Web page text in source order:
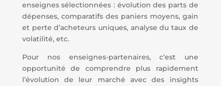
enseignes sélectionnées : évolution des parts de
dépenses, comparatifs des paniers moyens, gain
et perte d’acheteurs uniques, analyse du taux de
volatilité, etc.
Pour nos enseignes-partenaires, c’est une
opportunité de comprendre plus rapidement
l’évolution de leur marché avec des insights